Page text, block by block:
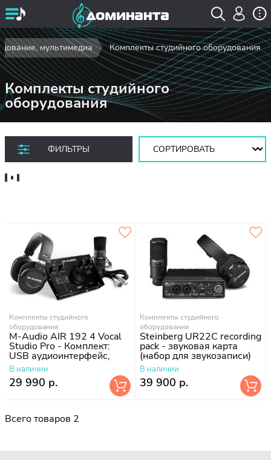
мультимедиа Комплекты студийного оборудования
Комплекты студийного
оборудования
ФИЛЬТРЫ
Сортировать:
Комплекты студийного
оборудования
M-Audio AIR 192 4 Vocal
Studio Pro - Комплект:
USB аудиоинтерфейс,
наушники, студийный
микрофон
В наличии
29 990 р.
Комплекты студийного
оборудования
Steinberg UR22C recording
pack - звуковая карта
(набор для звукозаписи)
В наличии
39 900 р.
Всего товаров 2